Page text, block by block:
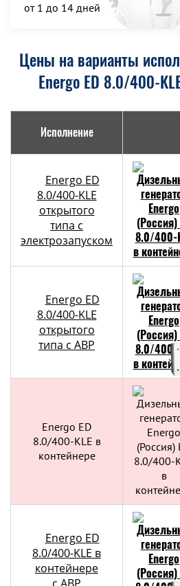
от 1 до 14 дней
Цены на варианты
Energo ED 8.0/400-
Исполнение
Energo ED
8.0/400-KLE
открытого
типа с
электрозапуском
Energo ED
8.0/400-KLE
открытого
типа с АВР
Energo ED
8.0/400-KLE в
контейнере
Energo ED
8.0/400-KLE в
контейнере